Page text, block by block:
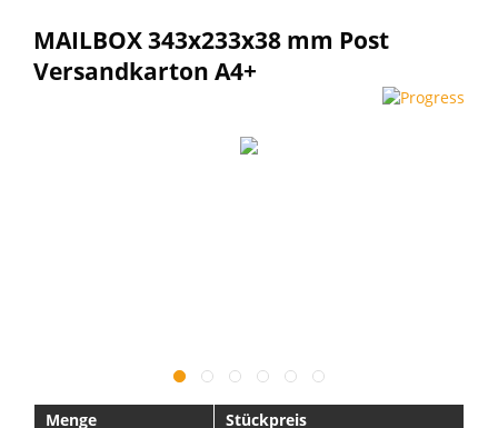
MAILBOX 343x233x38 mm Post
Versandkarton A4+
Menge
Stückpreis